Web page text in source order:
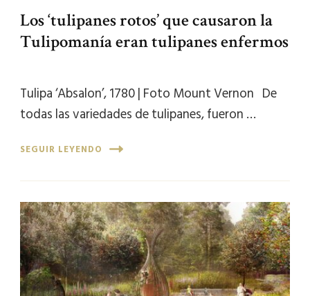
Los ‘tulipanes rotos’ que causaron la
Tulipomanía eran tulipanes enfermos
Tulipa ‘Absalon’, 1780 | Foto Mount Vernon De
todas las variedades de tulipanes, fueron …
SEGUIR LEYENDO